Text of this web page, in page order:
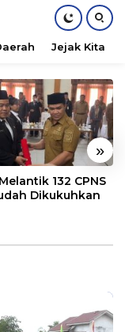
Jejak Kita
»
132 CPNS
Dikukuhkan